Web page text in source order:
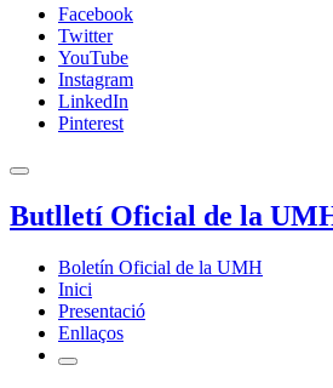
Facebook
Twitter
YouTube
Instagram
LinkedIn
Pinterest
Butlletí Oficial de la
Boletín Oficial de la UMH
Inici
Presentació
Enllaços